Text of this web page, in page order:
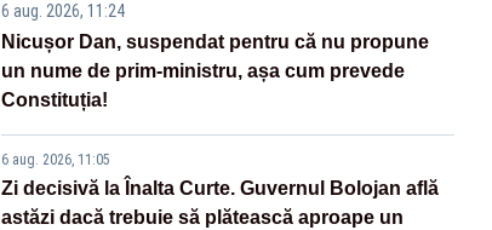
6 aug. 2026, 11:24
Nicușor Dan, suspendat pentru că nu propune
un nume de prim-ministru, așa cum prevede
Constituția!
6 aug. 2026, 11:05
Zi decisivă la Înalta Curte. Guvernul Bolojan află
astăzi dacă trebuie să plătească aproape un